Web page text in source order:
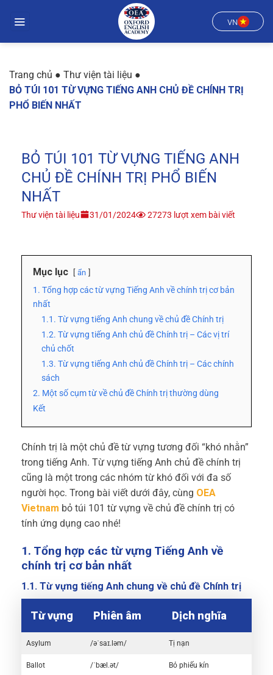
đến
VN
Trang chủ ● Thư viện tài liệu ●
BỎ TÚI 101 TỪ VỰNG TIẾNG ANH CHỦ ĐỀ CHÍNH TRỊ
PHỔ BIẾN NHẤT
BỎ TÚI 101 TỪ VỰNG TIẾNG ANH
CHỦ ĐỀ CHÍNH TRỊ PHỔ BIẾN
NHẤT
Thư viện tài liệu 31/01/2024 27273 lượt xem bài viết
Mục lục ẩn
1. Tổng hợp các từ vựng Tiếng Anh về chính trị cơ bản
nhất
1.1. Từ vựng tiếng Anh chung về chủ đề Chính trị
1.2. Từ vựng tiếng Anh chủ đề Chính trị – Các vị trí
chủ chốt
1.3. Từ vựng tiếng Anh chủ đề Chính trị – Các chính
sách
2. Một số cụm từ về chủ đề Chính trị thường dùng
Kết
Chính trị là một chủ đề từ vựng tương đối “khó nhằn”
trong tiếng Anh. Từ vựng tiếng Anh chủ đề chính trị
cũng là một trong các nhóm từ khó đối với đa số
người học. Trong bài viết dưới đây, cùng OEA
Vietnam bỏ túi 101 từ vựng về chủ đề chính trị có
tính ứng dụng cao nhé!
1. Tổng hợp các từ vựng Tiếng Anh về
chính trị cơ bản nhất
1.1. Từ vựng tiếng Anh chung về chủ đề Chính trị
Từ vựng Phiên âm Dịch nghĩa
Asylum /əˈsaɪ.ləm/ Tị nạn
Ballot /ˈbæl.ət/ Bỏ phiếu kín